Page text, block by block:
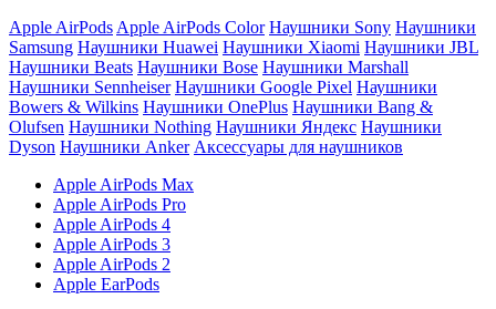
Apple AirPods Apple AirPods Color Наушники Sony Наушники
Samsung Наушники Huawei Наушники Xiaomi Наушники JBL
Наушники Beats Наушники Bose Наушники Marshall
Наушники Sennheiser Наушники Google Pixel Наушники
Bowers & Wilkins Наушники OnePlus Наушники Bang &
Olufsen Наушники Nothing Наушники Яндекс Наушники
Dyson Наушники Anker Аксессуары для наушников
Apple AirPods Max
Apple AirPods Pro
Apple AirPods 4
Apple AirPods 3
Apple AirPods 2
Apple EarPods